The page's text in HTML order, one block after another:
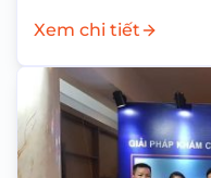
Xem chi tiết